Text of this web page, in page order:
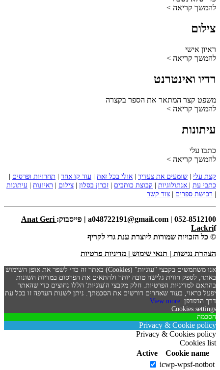
להמשך קריאה >
צילום
ראיון אישי
להמשך קריאה >
רדיו ואינטרנט
משפט קצר המתאר את הספר בקצרה
להמשך קריאה >
עיתונות
כתבו עלי
להמשך קריאה >
קצת עלי שומעים את צעדיך אולי בכל זאת עוד קו אחד תחרויות ופרסים
כתבי עת
אנתולוגיות קבוצת כותבים זכרון בסלון צילום ראיונות
עיתונות
רכישת ספרים צור קשר
052-8512100 | a048722191@gmail.com | פייסבוק:
Anat Geri
Lackrif
© כל הזכויות שמורות ליוצרת ענת גרי לקריף
הצהרת נגישות | תנאי שימוש | מדיניות פרטיות
אנו משתמשים בקבצי "עוגיות" (Cookies) באתר זה כדי לשפר את אופן השימוש
באתר, לספק חווית גלישה טובה יותר ולהתאים את הפרסום במדיות השונות
בהתאם למדיניות הפרטיות. חלק מקבצי ה'עוגיות' הללו נחוצים כדי שהאתר
יפעל כראוי, בעוד שאחרים דורשים את הסכמתך. ניתן לשנות העדפה זו בכל עת
דרך הדפדפן. View more
Cookies settings
הסכמה
Privacy & Cookie policy
Privacy & Cookies policy
Cookies list
Cookie name
Active
icwp-wpsf-notbot